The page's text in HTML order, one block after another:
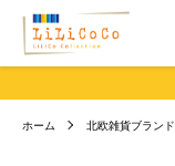
ホーム 北欧雑貨ブランド